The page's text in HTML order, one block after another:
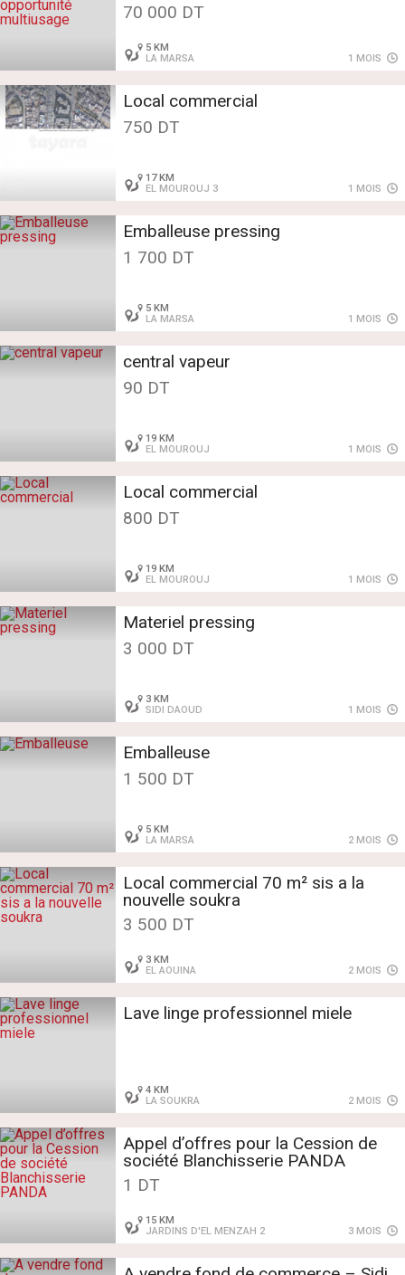
70 000 DT
5 KM
LA MARSA
1 MOIS
Local commercial
750 DT
17 KM
EL MOUROUJ 3
1 MOIS
Emballeuse pressing
1 700 DT
5 KM
LA MARSA
1 MOIS
central vapeur
90 DT
19 KM
EL MOUROUJ
1 MOIS
Local commercial
800 DT
19 KM
EL MOUROUJ
1 MOIS
Materiel pressing
3 000 DT
3 KM
SIDI DAOUD
1 MOIS
Emballeuse
1 500 DT
5 KM
LA MARSA
2 MOIS
Local commercial 70 m² sis a la
nouvelle soukra
3 500 DT
3 KM
EL AOUINA
2 MOIS
Lave linge professionnel miele
4 KM
LA SOUKRA
2 MOIS
Appel d’offres pour la Cession de
société Blanchisserie PANDA
1 DT
15 KM
JARDINS D'EL MENZAH 2
3 MOIS